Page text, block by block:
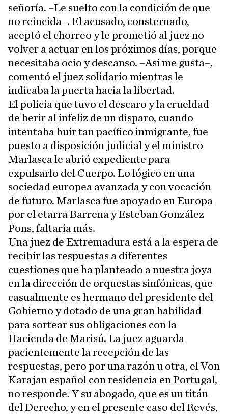
señoría. –Le suelto con la condición de que
no reincida–. El acusado, consternado,
aceptó el chorreo y le prometió al juez no
volver a actuar en los próximos días, porque
necesitaba ocio y descanso. –Así me gusta–,
comentó el juez solidario mientras le
indicaba la puerta hacia la libertad.
El policía que tuvo el descaro y la crueldad
de herir al infeliz de un disparo, cuando
intentaba huir tan pacífico inmigrante, fue
puesto a disposición judicial y el ministro
Marlasca le abrió expediente para
expulsarlo del Cuerpo. Lo lógico en una
sociedad europea avanzada y con vocación
de futuro. Marlasca fue apoyado en Europa
por el etarra Barrena y Esteban González
Pons, faltaría más.
Una juez de Extremadura está a la espera de
recibir las respuestas a diferentes
cuestiones que ha planteado a nuestra joya
en la dirección de orquestas sinfónicas, que
casualmente es hermano del presidente del
Gobierno y dotado de una gran habilidad
para sortear sus obligaciones con la
Hacienda de Marisú. La juez aguarda
pacientemente la recepción de las
respuestas, pero por una razón u otra, el Von
Karajan español con residencia en Portugal,
no responde. Y su abogado, que es un titán
del Derecho, y en el presente caso del Revés,